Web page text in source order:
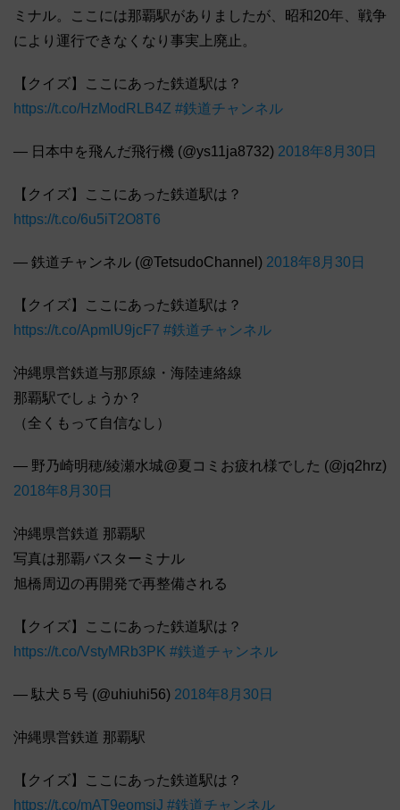
ミナル。ここには那覇駅がありましたが、昭和20年、戦争
により運行できなくなり事実上廃止。
【クイズ】ここにあった鉄道駅は？
https://t.co/HzModRLB4Z #鉄道チャンネル
— 日本中を飛んだ飛行機 (@ys11ja8732) 2018年8月30日
【クイズ】ここにあった鉄道駅は？
https://t.co/6u5iT2O8T6
— 鉄道チャンネル (@TetsudoChannel) 2018年8月30日
【クイズ】ここにあった鉄道駅は？
https://t.co/ApmIU9jcF7 #鉄道チャンネル
沖縄県営鉄道与那原線・海陸連絡線
那覇駅でしょうか？
（全くもって自信なし）
— 野乃崎明穂/綾瀬水城@夏コミお疲れ様でした (@jq2hrz)
2018年8月30日
沖縄県営鉄道 那覇駅
写真は那覇バスターミナル
旭橋周辺の再開発で再整備される
【クイズ】ここにあった鉄道駅は？
https://t.co/VstyMRb3PK #鉄道チャンネル
— 駄犬５号 (@uhiuhi56) 2018年8月30日
沖縄県営鉄道 那覇駅
【クイズ】ここにあった鉄道駅は？
https://t.co/mAT9eomsiJ #鉄道チャンネル